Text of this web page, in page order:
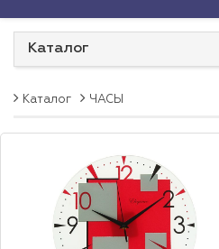
Каталог
Каталог ЧАСЫ